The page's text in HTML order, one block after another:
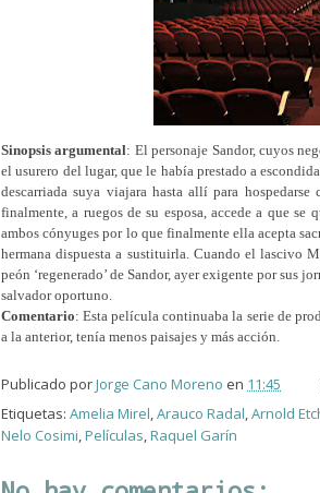
Sinopsis argumental: El personaje Sandor, cuyos
el usurero del lugar, que le había prestado a
descarriada suya viajara hasta allí para
finalmente, a ruegos de su esposa, accede a que se
ambos cónyuges por lo que finalmente ella acepta
hermana dispuesta a sustituirla. Cuando el lascivo
peón ‘regenerado’ de Sandor, ayer exigente por sus
salvador oportuno.
Comentario: Esta película continuaba la serie de
a la anterior, tenía menos paisajes y más acción.
Publicado porJorge Cano Moreno en 11:45
Etiquetas: Amelia Mirel,Arauco Radal,Arnold
Nelo Cosimi,Películas,Raquel Garín